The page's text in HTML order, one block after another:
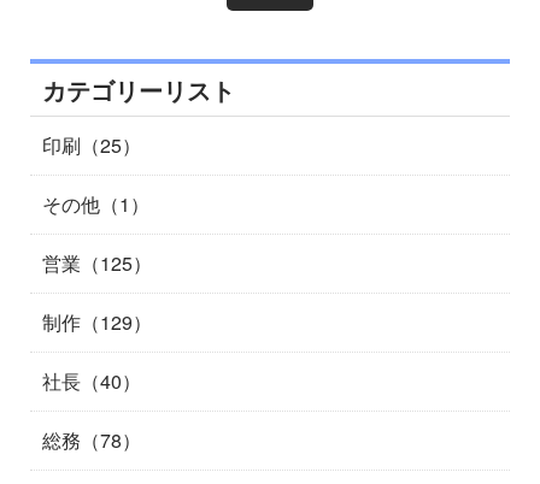
カテゴリーリスト
印刷（25）
その他（1）
営業（125）
制作（129）
社長（40）
総務（78）